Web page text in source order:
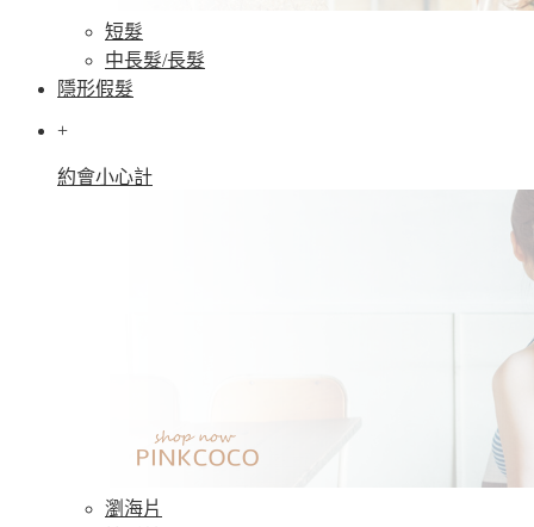
短髮
中長髮/長髮
隱形假髮
+
約會小心計
瀏海片